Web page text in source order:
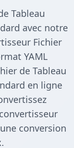
Tableau
avec notre
Fichier
YAML
de Tableau
en ligne
conversion